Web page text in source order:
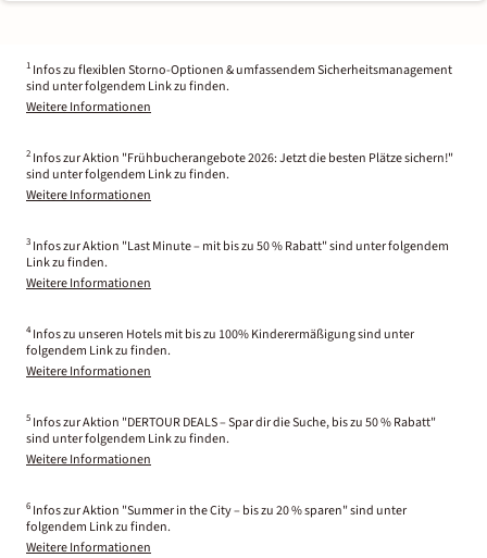
1 Infos zu flexiblen Storno-Optionen & umfassendem Sicherheitsmanagement
sind unter folgendem Link zu finden.
Weitere Informationen
2 Infos zur Aktion "Frühbucherangebote 2026: Jetzt die besten Plätze sichern!"
sind unter folgendem Link zu finden.
Weitere Informationen
3 Infos zur Aktion "Last Minute – mit bis zu 50 % Rabatt" sind unter folgendem
Link zu finden.
Weitere Informationen
4 Infos zu unseren Hotels mit bis zu 100% Kinderermäßigung sind unter
folgendem Link zu finden.
Weitere Informationen
5 Infos zur Aktion "DERTOUR DEALS – Spar dir die Suche, bis zu 50 % Rabatt"
sind unter folgendem Link zu finden.
Weitere Informationen
6 Infos zur Aktion "Summer in the City – bis zu 20 % sparen" sind unter
folgendem Link zu finden.
Weitere Informationen